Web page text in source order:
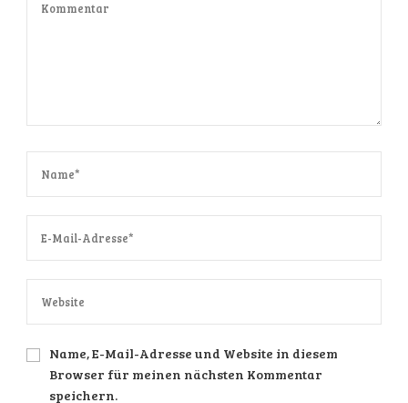
Name, E-Mail-Adresse und Website in diesem
Browser für meinen nächsten Kommentar
speichern.